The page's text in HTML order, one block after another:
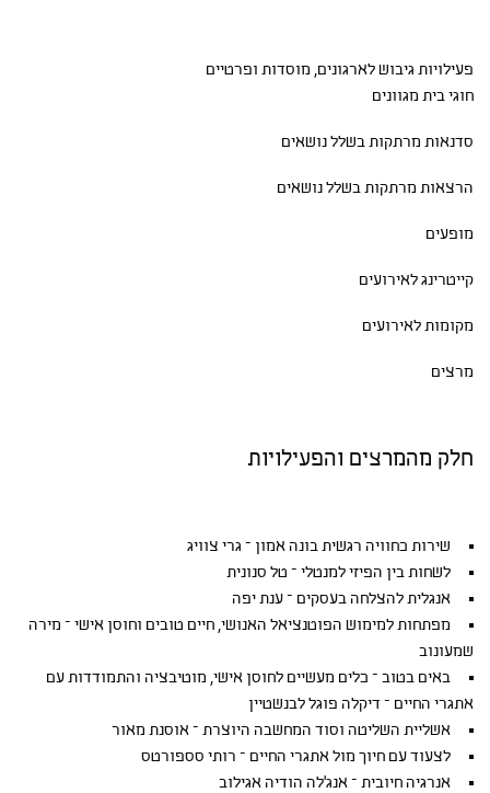
פעילויות גיבושלארגונים, מוסדות ופרטיים
חוגי בית מגוונים
סדנאות מרתקות בשלל נושאים
הרצאות מרתקות בשלל נושאים
מופעים
קייטרינג לאירועים
מקומות לאירועים
מרצים
חלק מהמרצים והפעילויות
שירות כחוויה רגשית בונה אמון – גרי צוויג
לשחות בין הפיזי למנטלי – טל סנונית
אנגלית להצלחה בעסקים – ענת יפה
מפתחות למימוש הפוטנציאל האנושי, חיים טובים וחוסן אישי – מירה
שמעונוב
באים בטוב – כלים מעשיים לחוסן אישי, מוטיבציה והתמודדות עם
אתגרי החיים – דיקלה פוגל לבנשטיין
אשליית השליטה וסוד המחשבה היוצרת – אוסנת מאור
לצעוד עם חיוך מול אתגרי החיים – רותי סספורטס
אנרגיה חיובית – אנג'לה הודיה אגילוב